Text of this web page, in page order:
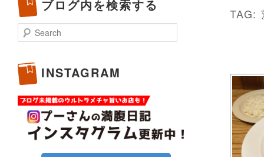
TAG:
ブログ内を検索する
Search
INSTAGRAM